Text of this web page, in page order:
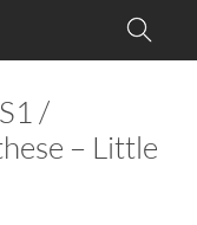
/
– Little